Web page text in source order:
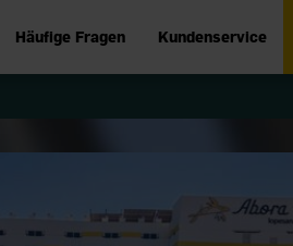
Häufige Fragen Kundenservice